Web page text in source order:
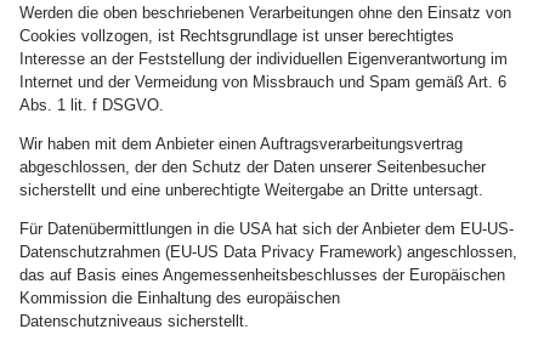
Werden die oben beschriebenen Verarbeitungen ohne den Einsatz von
Cookies vollzogen, ist Rechtsgrundlage ist unser berechtigtes
Interesse an der Feststellung der individuellen Eigenverantwortung im
Internet und der Vermeidung von Missbrauch und Spam gemäß Art. 6
Abs. 1 lit. f DSGVO.
Wir haben mit dem Anbieter einen Auftragsverarbeitungsvertrag
abgeschlossen, der den Schutz der Daten unserer Seitenbesucher
sicherstellt und eine unberechtigte Weitergabe an Dritte untersagt.
Für Datenübermittlungen in die USA hat sich der Anbieter dem EU-US-
Datenschutzrahmen (EU-US Data Privacy Framework) angeschlossen,
das auf Basis eines Angemessenheitsbeschlusses der Europäischen
Kommission die Einhaltung des europäischen
Datenschutzniveaus sicherstellt.